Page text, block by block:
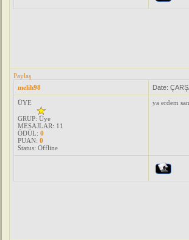
Paylaş
melih98
Date:
ÜYE
GRUP: Üye
MESAJLAR: 11
ÖDÜL: 0
PUAN: 0
Status: Offline
ya erdem